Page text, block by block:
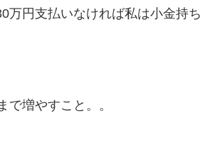
万円支払いなければ私は小金持
で増やすこと。。